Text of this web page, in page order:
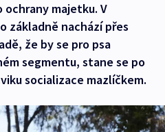
majetku. V
základně nachází přes
že by se pro psa
segmentu, stane se po
socializace mazlíčkem.